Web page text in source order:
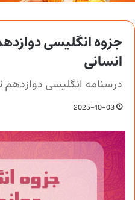
جزوه انگلیسی
انسانی
درسنامه انگلیسی دوازدهم
2025-10-03